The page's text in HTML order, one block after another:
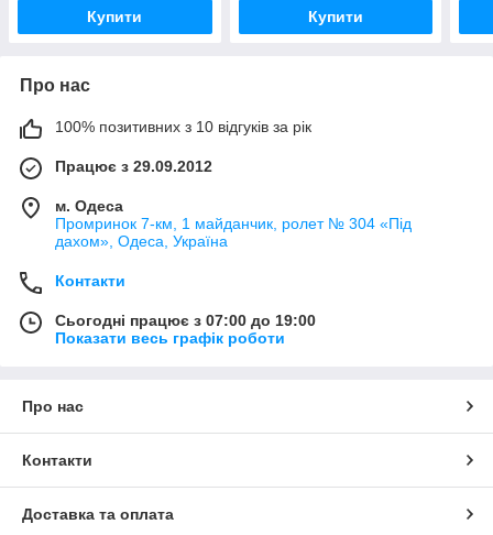
Купити Купити
Про нас
100% позитивних з 10 відгуків за рік
Працює з 29.09.2012
м. Одеса
Промринок 7-км, 1 майданчик, ролет № 304 «Під
дахом», Одеса, Україна
Контакти
Сьогодні працює з 07:00 до 19:00
Показати весь графік роботи
Про нас
Контакти
Доставка та оплата